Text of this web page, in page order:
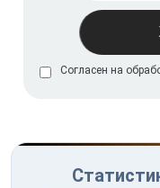
Согласен на